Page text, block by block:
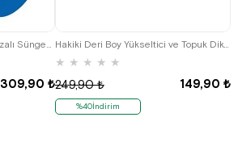
309,90 ₺
41
Hakiki Deri Boy Yükseltici ve Topuk Dikeni Destekli Tabanlık
★ ★ ★ ★ ★
149,90 ₺
249,90 ₺
%40İndirim